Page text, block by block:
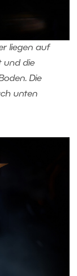
liegen auf
und die
Die
unten